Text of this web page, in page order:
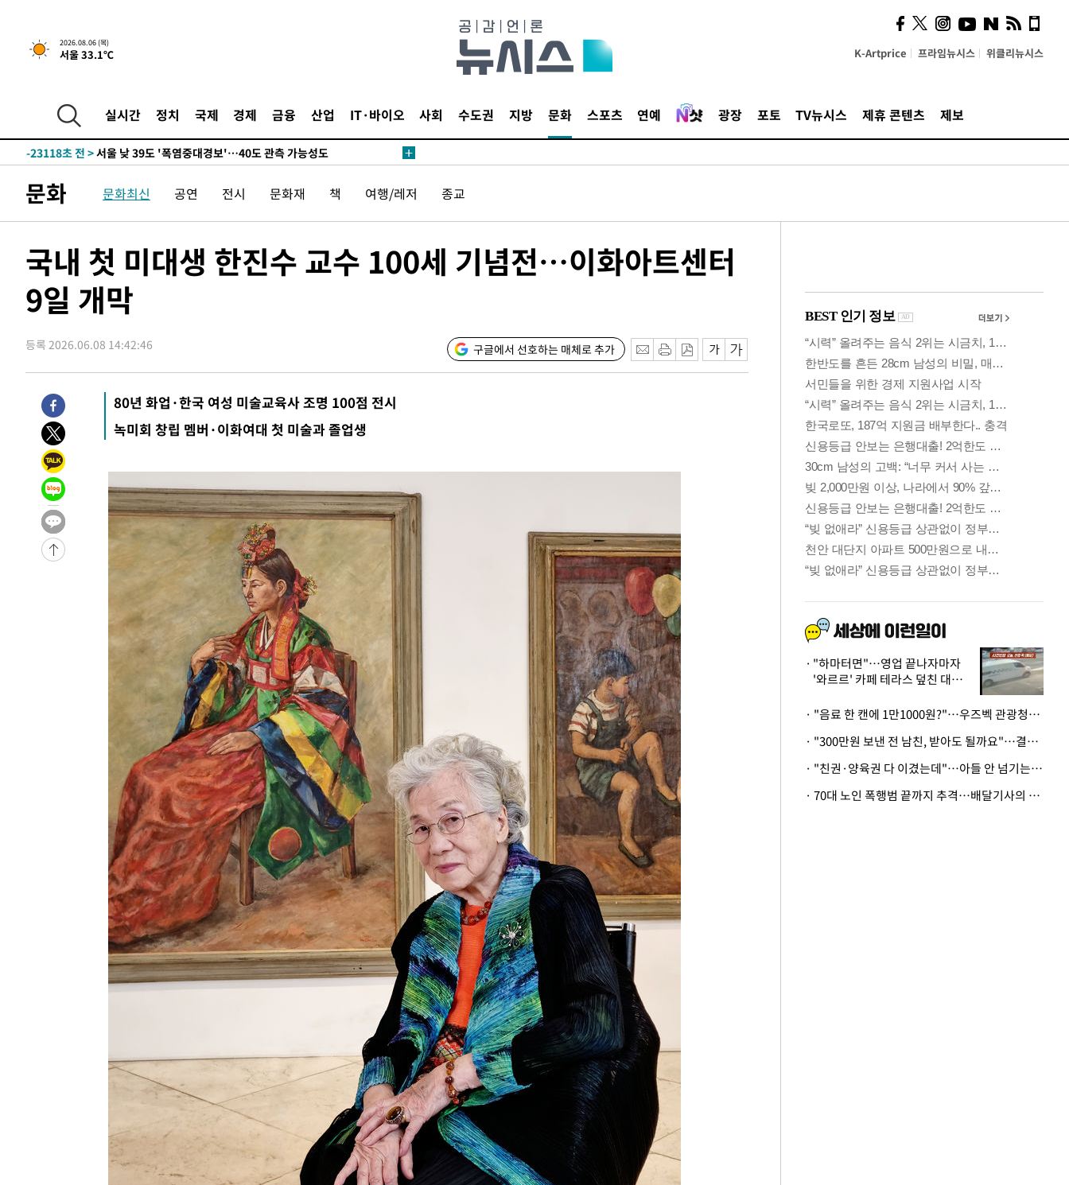
2026.08.06 (목)
서울 33.1℃ K-Artprice 프라임뉴시스 위클리뉴시스
실시간 정치 국제 경제 금융 산업 IT·바이오 사회 수도권 지방 문화 스포츠 연예 광장 포토 TV뉴시스 제휴 콘텐츠 제보
-28170초 전 >서울 열대야 15일째 지속…비공식 '초열대야' 30도 넘어
-23167초 전 >
6월 경상수지 497.3억 달러…두 달 연속 사상 최대
-23118초 전 >서울 낮 39도 '폭염중대경보'…40도 관측 가능성도
-20480초 전 >미 워싱턴주 스포캔 시의 통제불능 3개 산불, 방화선 일부 구축
-12653초 전 >
우 0.49%↑
-11008초 전 >
[속보] 이란 대통령 "지금 최고지도자와 소통하기가 매우 어려워"
취임 3년 인터뷰
-32177초 전 >[속보]경찰, '홍명보 선임 논란' 대한축구협회·축구회관 등 압수수
색
-31564초 전 >[속보]산업장관 "美무역법 제301조 과잉생산 결과 발표 8월 중 예
상
-31357초 전 > [속보]코스피 매도사이드카 발동…4%대 급락
-30629초 전 >[속보]전남광주 초대 시민추천 부시장에 백승주·윤난실
-28190초 전 > 서울 열대야 15일째 지속…비공식 '초열대야' 30도 넘어
-23187초 전 >
6월 경상수지 497.3억 달러…두 달 연속 사상 최대
-23138초 전 >
서울 낮 39도 '폭염중대경보'…40도 관측 가능성도
-20500초 전 >
-12673초 전 >
[속보] 호르무즈 해협 이란-오만 협상 기대속 뉴욕증시 혼조 마감 다
우 0.49%↑
-11028초 전 >
[속보] 이란 대통령 "지금 최고지도자와 소통하기가 매우 어려워"
취임 3년 인터뷰
1시간 전 > [속보] "이란-오만, 호르무즈 해협 통행 항로 합의" 이란 외무부 대변인
문화 문화최신 공연 전시 문화재 책 여행/레저 종교
국내 첫 미대생 한진수 교수 100세 기념전…이화아트센터
9일 개막
등록 2026.06.08 14:42:46 구글에서 선호하는 매체로 추가
80년 화업·한국 여성 미술교육사 조명 100점 전시
녹미회 창립 멤버·이화여대 첫 미술과 졸업생
카페사장들 "배달플랫폼 상
생안이 더 절실"
"하마터면"…영업 끝나자마자
'와르르' 카페 테라스 덮친 대리
· "음료 한 캔에 1만1000원?"…우즈벡 관광청까지 나섰다, 유튜버 폭로 후폭풍
· "300만원 보낸 전 남친, 받아도 될까요"…결혼 앞둔 예비신부의 뜻밖 고충
· "친권·양육권 다 이겼는데"…아들 안 넘기는 아내에 '강제집행' 가능할까
· 70대 노인 폭행범 끝까지 추격…배달기사의 용기, 추가 피해 막았다